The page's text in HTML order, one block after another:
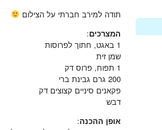
תודה למירב חברתי על הצילום
המצרכים:
1 באגט, חתוך לפרוסות
שמן זית
1 תפוח, פרוס דק
200 גרם גבינת ברי
פקאנים סיניים קצוצים דק
דבש
אופן ההכנה: